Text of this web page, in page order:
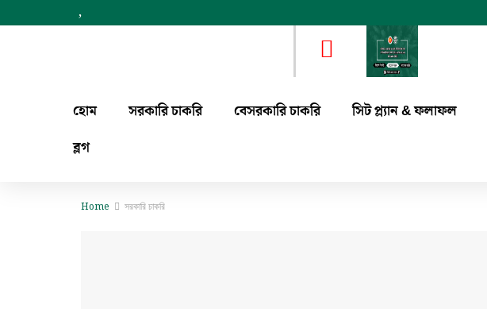
,
হোম সরকারি চাকরি বেসরকারি চাকরি সিট প্ল্যান & ফলাফল
ব্লগ
Home সরকারি চাকরি